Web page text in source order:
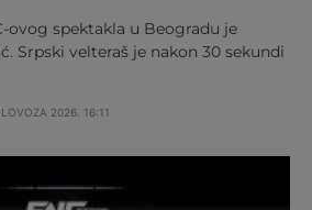
ovog spektakla u Beogradu je
Srpski velteraš je nakon 30 sekundi
2026. 16:11